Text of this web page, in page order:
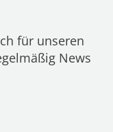
für unseren
News